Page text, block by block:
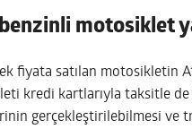
motosiklet
fiyata satılan motosikletin
kredi kartlarıyla taksitle
gerçekleştirilebilmesi ve